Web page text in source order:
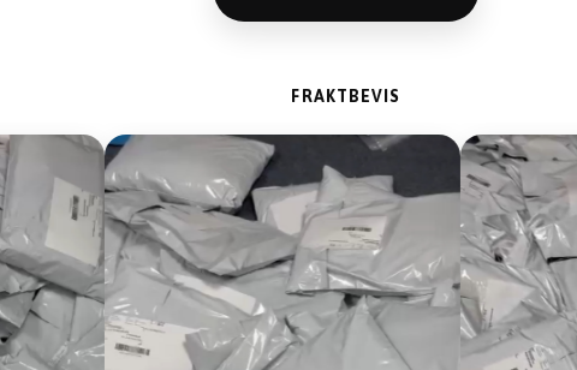
FRAKTBEVIS